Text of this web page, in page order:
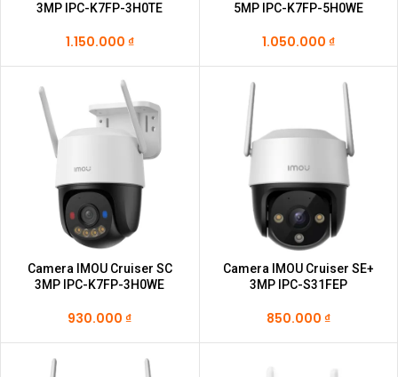
3MP IPC-K7FP-3H0TE
1.150.000 ₫
5MP IPC-K7FP-5H0WE
1.050.000 ₫
Camera IMOU Cruiser SC
3MP IPC-K7FP-3H0WE
930.000₫
Camera IMOU Cruiser SE+
3MP IPC-S31FEP
850.000 ₫